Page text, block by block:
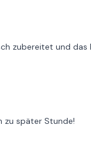
zubereitet und
zu später Stunde!